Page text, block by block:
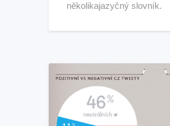
několikajazyčný slovník.